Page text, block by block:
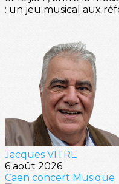
: un jeu musical aux
Jacques VITRE
6 août 2026
Caen concert Musique